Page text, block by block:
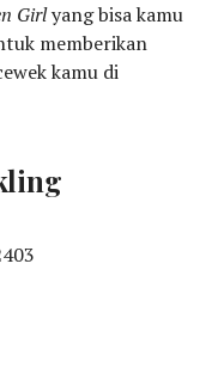
Girlyang bisa kamu
memberikan
kamu di